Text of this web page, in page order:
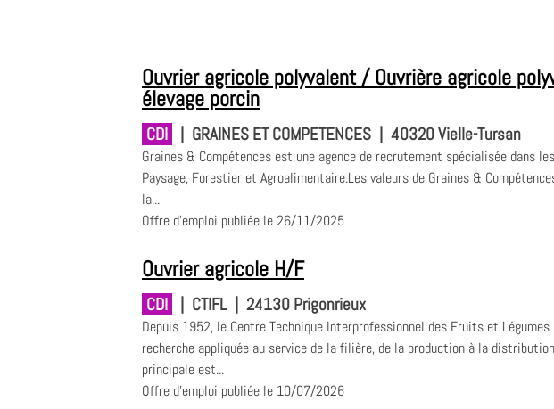
Ouvrier agricole polyvalent / Ouvrière agricole
élevage porcin
CDI | GRAINES ET COMPETENCES | 40320 Vielle-Tursan
Graines & Compétences est une agence de recrutement spécialisée dans
Paysage, Forestier et Agroalimentaire.Les valeurs de Graines &
la...
Offre d'emploi publiée le 26/11/2025
Ouvrier agricole H/F
CDI | CTIFL | 24130 Prigonrieux
Depuis 1952, le Centre Technique Interprofessionnel des Fruits et
recherche appliquée au service de la filière, de la production à la
principale est...
Offre d'emploi publiée le 10/07/2026